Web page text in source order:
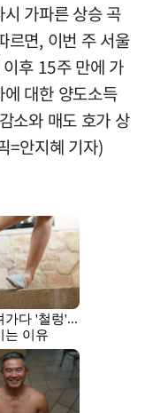
가파른 상승 곡
르면, 이번 주 서울
후 15주 만에 가
대한 양도소득
소와 매도 호가 상
=안지혜 기자)